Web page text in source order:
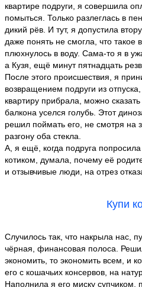
квартире подруги, я совершила
помыться. Только разлеглась в
дикий рёв. И тут, я допустила
даже понять не смогла, что такое
плюхнулось в воду. Сама-то я в
а Кузя, ещё минут пятнадцать
После этого происшествия, я
возвращением подруги из
квартиру прибрала, можно
балкона уселся голубь. Этот
решил поймать его, не смотря на
разгону оба стекла.
А, я ещё, когда подруга
котиком, думала, почему её
и отзывчивые люди, на отрез
Купи
Случилось так, что накрыла нас,
чёрная, финансовая полоса.
экономить, то экономить всем, и
его с кошачьих консервов, на
Наполнила я его миску